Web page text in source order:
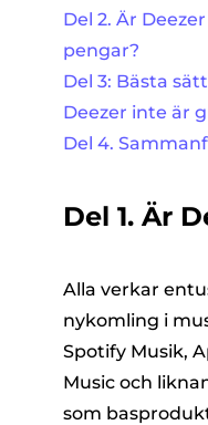
Del 2. Är
pengar?
Del 3: Bästa
Deezer inte är
Del 4.
Del 1. Är
Alla verkar
nykomling i
Spotify Musik,
Music och
som